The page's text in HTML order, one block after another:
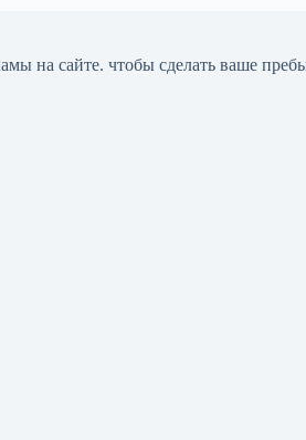
на сайте. чтобы сделать ваше